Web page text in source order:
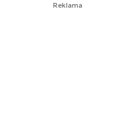
Reklama